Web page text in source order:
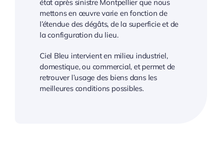
état après sinistre Montpellier que nous
mettons en œuvre varie en fonction de
l’étendue des dégâts, de la superficie et de
la configuration du lieu.
Ciel Bleu intervient en milieu industriel,
domestique, ou commercial, et permet de
retrouver l’usage des biens dans les
meilleures conditions possibles.